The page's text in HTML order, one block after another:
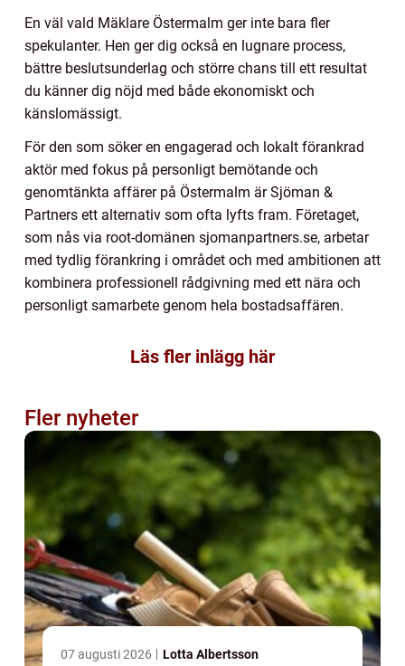
En väl vald Mäklare Östermalm ger inte bara fler
spekulanter. Hen ger dig också en lugnare process,
bättre beslutsunderlag och större chans till ett resultat
du känner dig nöjd med både ekonomiskt och
känslomässigt.
För den som söker en engagerad och lokalt förankrad
aktör med fokus på personligt bemötande och
genomtänkta affärer på Östermalm är Sjöman &
Partners ett alternativ som ofta lyfts fram. Företaget,
som nås via root-domänen sjomanpartners.se, arbetar
med tydlig förankring i området och med ambitionen att
kombinera professionell rådgivning med ett nära och
personligt samarbete genom hela bostadsaffären.
Läs fler inlägg här
Fler nyheter
07 augusti 2026 Lotta Albertsson